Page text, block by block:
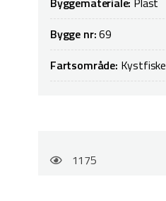
Bygge nr:69
Fartsområde: Kystfiske
1175